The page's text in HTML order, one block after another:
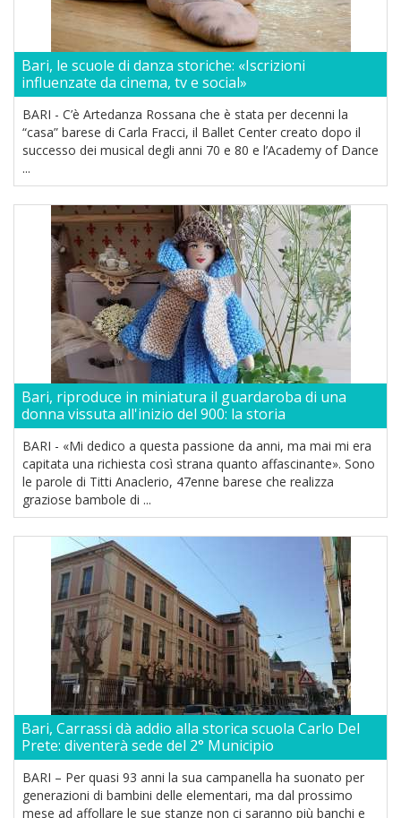
Bari, le scuole di danza storiche: «Iscrizioni
influenzate da cinema, tv e social»
BARI - C’è Artedanza Rossana che è stata per decenni la
“casa” barese di Carla Fracci, il Ballet Center creato dopo il
successo dei musical degli anni 70 e 80 e l’Academy of Dance
...
Bari, riproduce in miniatura il guardaroba di una
donna vissuta all'inizio del 900: la storia
BARI - «Mi dedico a questa passione da anni, ma mai mi era
capitata una richiesta così strana quanto affascinante». Sono
le parole di Titti Anaclerio, 47enne barese che realizza
graziose bambole di ...
Bari, Carrassi dà addio alla storica scuola Carlo Del
Prete: diventerà sede del 2° Municipio
BARI – Per quasi 93 anni la sua campanella ha suonato per
generazioni di bambini delle elementari, ma dal prossimo
mese ad affollare le sue stanze non ci saranno più banchi e